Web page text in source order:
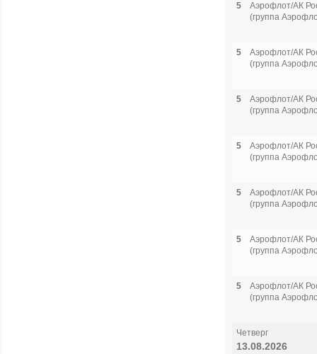
5
Аэрофлот/АК
(группа
5
Аэрофлот/АК
(группа
5
Аэрофлот/АК
(группа
5
Аэрофлот/АК
(группа
5
Аэрофлот/АК
(группа
5
Аэрофлот/АК
(группа
5
Аэрофлот/АК
(группа
Четверг
13.08.2026